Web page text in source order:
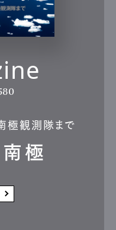
極観測隊まで
極